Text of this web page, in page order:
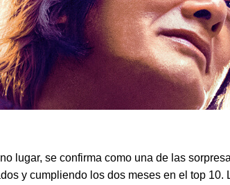
lugar, se confirma como una de las
y cumpliendo los dos meses en el top